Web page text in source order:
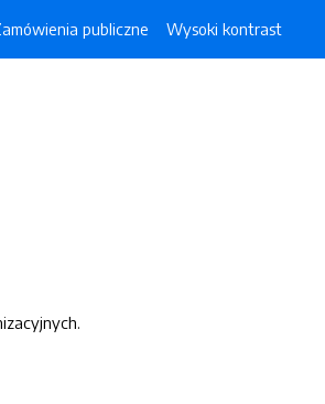
publiczne Wysoki kontrast